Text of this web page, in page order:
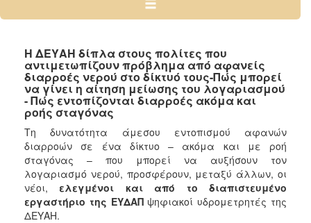
2024
2022
2021
2020
2019
2018
2017
2016
2015
Η ΔΕΥΑΗ δίπλα στους πολίτες που
αντιμετωπίζουν πρόβλημα από αφανείς
διαρροές νερού στο δίκτυό τους-Πώς μπορεί
να γίνει η αίτηση μείωσης του λογαριασμού
- Πώς εντοπίζονται διαρροές ακόμα και
ροής σταγόνας
Τη δυνατότητα άμεσου εντοπισμού αφανών
διαρροών σε ένα δίκτυο – ακόμα και με ροή
σταγόνας – που μπορεί να αυξήσουν τον
λογαριασμό νερού, προσφέρουν, μεταξύ άλλων, οι
νέοι, ελεγμένοι και από το διαπιστευμένο
εργαστήριο της ΕΥΔΑΠ ψηφιακοί υδρομετρητές της
ΔΕΥΑΗ.